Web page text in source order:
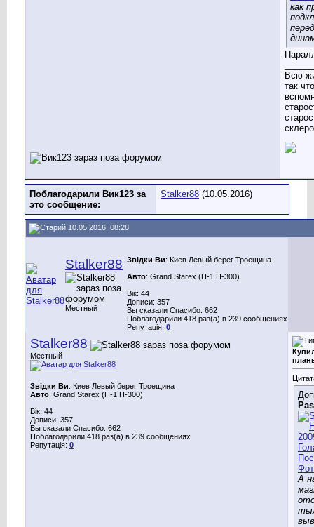
как
Всю
так
Поблагодарили Вик123 за
это сообщение:
Stalker88 (10.05.2016)
10.05.2016, 08:28
Stalker88
Местный
Звідки Ви: Киев Левый берег Троещина
Авто: Grand Starex (H-1 H-300)
Вік: 44
Дописи: 357
Вы сказали Спасибо: 662
Поблагодарили 418 раз(а) в 239 сообщениях
Репутація: 0
Stalker88
Местный
Звідки Ви: Киев Левый берег Троещина
Авто: Grand Starex (H-1 H-300)
Вік: 44
Дописи: 357
Вы сказали Спасибо: 662
Поблагодарили 418 раз(а) в 239 сообщениях
Репутація: 0
А